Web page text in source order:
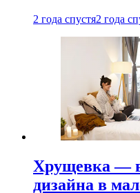
2 года спустя2 года
Хрущевка —
дизайна в